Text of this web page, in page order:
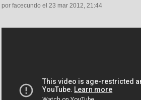
por facecundo el 23 mar 2012, 21:44